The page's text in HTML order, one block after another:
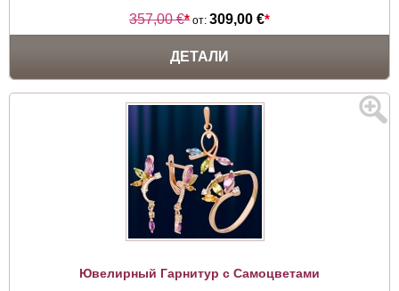
357,00 €* от: 309,00 €*
ДЕТАЛИ
Ювелирный Гарнитур с Самоцветами